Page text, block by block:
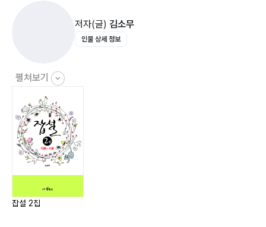
11. 닭 171 알람의 시초
12. 무제 1. 181 사라진 개젖 바위
14. 한마디 190 진정한 문제
저자(글) 김소무
인물 상세 정보
펼쳐보기
잡설 2집